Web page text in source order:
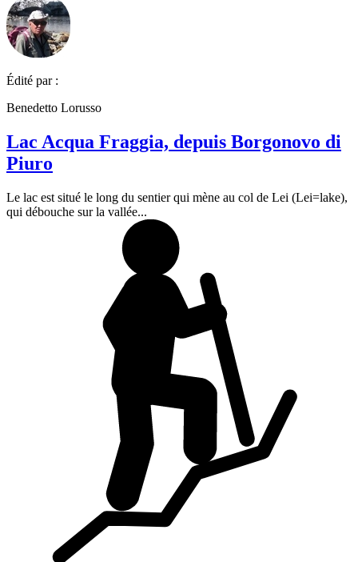
Édité par :
Benedetto Lorusso
Lac Acqua Fraggia, depuis Borgonovo di
Piuro
Le lac est situé le long du sentier qui mène au col de Lei (Lei=lake),
qui débouche sur la vallée...